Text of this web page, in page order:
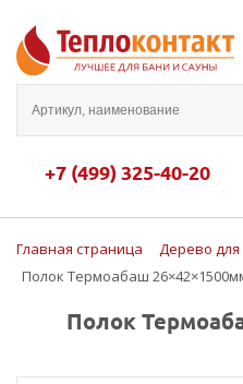
+7 (499) 325-40-20
Главная страница
Дерево для
Полок Термоабаш
Полок